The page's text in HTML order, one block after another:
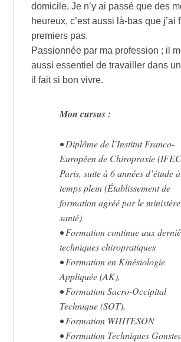
domicile. Je n’y ai passé que des
heureux, c’est aussi là-bas que j’ai
premiers pas.
Passionnée par ma profession ; il
aussi essentiel de travailler dans
il fait si bon vivre.
Mon cursus :
• Diplôme de l’Institut Franco-
Européen de Chiropraxie
Paris, suite à 6 années d’étude à
temps plein (Établissement de
formation agréé par le
santé)
• Formation continue aux
techniques chiropratiques
• Formation en Kinésiologie
Appliquée (AK),
• Formation Sacro-Occipital
Technique (SOT),
• Formation WHITESON
• Formation Techniques